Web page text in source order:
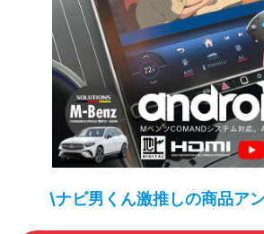
\ナビ男くん激推しの商品ア